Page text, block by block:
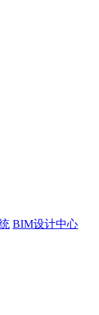
BIM设计中心